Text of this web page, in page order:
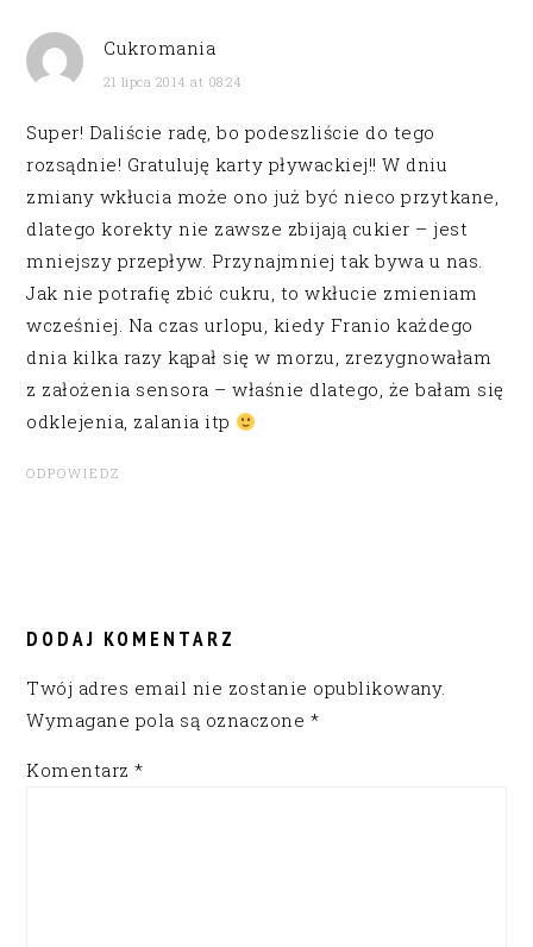
Cukromania
21 lipca 2014 at 08:24
Super! Daliście radę, bo podeszliście do tego
rozsądnie! Gratuluję karty pływackiej!! W dniu
zmiany wkłucia może ono już być nieco przytkane,
dlatego korekty nie zawsze zbijają cukier – jest
mniejszy przepływ. Przynajmniej tak bywa u nas.
Jak nie potrafię zbić cukru, to wkłucie zmieniam
wcześniej. Na czas urlopu, kiedy Franio każdego
dnia kilka razy kąpał się w morzu, zrezygnowałam
z założenia sensora – właśnie dlatego, że bałam się
odklejenia, zalania itp
ODPOWIEDZ
DODAJ KOMENTARZ
Twój adres email nie zostanie opublikowany.
Wymagane pola są oznaczone *
Komentarz*